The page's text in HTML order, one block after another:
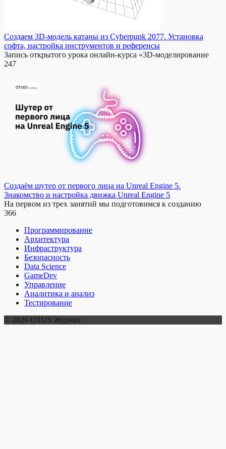
Создаем 3D-модель катаны из Cyberpunk 2077. Установка
софта, настройка инструментов и референсы
Запись открытого урока онлайн-курса «3D-моделирование
247
Создаём шутер от первого лица на Unreal Engine 5.
Знакомство и настройка движка Unreal Engine 5
На первом из трех занятий мы подготовимся к созданию
366
Программирование
Архитектура
Инфраструктура
Безопасность
Data Science
GameDev
Управление
Аналитика и анализ
Тестирование
© 2026 OTUS Журнал